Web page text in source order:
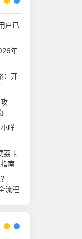
户已
年
：开
咩
荔卡
南
流程